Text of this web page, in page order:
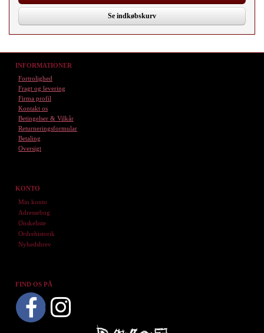
Se indkøbskurv
INFORMATIONER
Fortrolighed
Fragt og levering
Firma profil
Kontakt os
Betingelser & Vilkår
Returneringsformular
Betaling
Oversigt
KONTO
Min konto
Adressebog
Ønskeliste
Ordrehistorik
Nyhedsbrev
FIND OS PÅ